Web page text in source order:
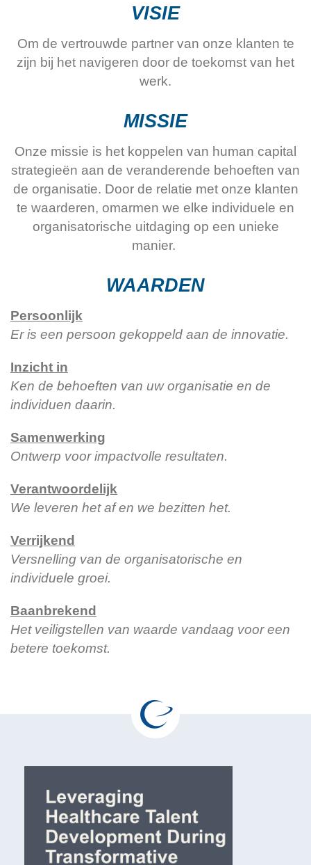
VISIE
Om de vertrouwde partner van onze klanten te
zijn bij het navigeren door de toekomst van het
werk.
MISSIE
Onze missie is het koppelen van human capital
strategieën aan de veranderende behoeften van
de organisatie. Door de relatie met onze klanten
te waarderen, omarmen we elke individuele en
organisatorische uitdaging op een unieke
manier.
WAARDEN
Persoonlijk
Er is een persoon gekoppeld aan de innovatie.
Inzicht in
Ken de behoeften van uw organisatie en de
individuen daarin.
Samenwerking
Ontwerp voor impactvolle resultaten.
Verantwoordelijk
We leveren het af en we bezitten het.
Verrijkend
Versnelling van de organisatorische en
individuele groei.
Baanbrekend
Het veiligstellen van waarde vandaag voor een
betere toekomst.